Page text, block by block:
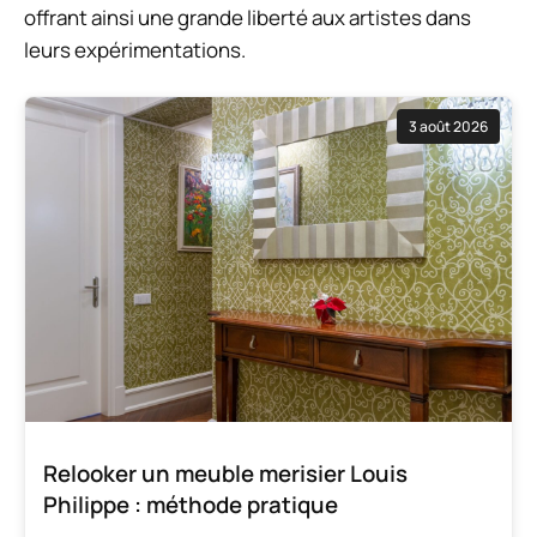
offrant ainsi une grande liberté aux artistes dans
leurs expérimentations.
3 août 2026
Relooker un meuble merisier Louis
Philippe : méthode pratique